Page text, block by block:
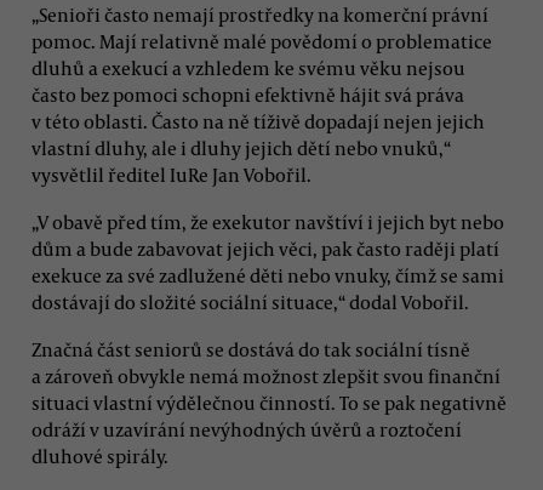
„Senioři často nemají prostředky na komerční právní
pomoc. Mají relativně malé povědomí o problematice
dluhů a exekucí a vzhledem ke svému věku nejsou
často bez pomoci schopni efektivně hájit svá práva
v této oblasti. Často na ně tíživě dopadají nejen jejich
vlastní dluhy, ale i dluhy jejich dětí nebo vnuků,“
vysvětlil ředitel IuRe Jan Vobořil.
„V obavě před tím, že exekutor navštíví i jejich byt nebo
dům a bude zabavovat jejich věci, pak často raději platí
exekuce za své zadlužené děti nebo vnuky, čímž se sami
dostávají do složité sociální situace,“ dodal Vobořil.
Značná část seniorů se dostává do tak sociální tísně
a zároveň obvykle nemá možnost zlepšit svou finanční
situaci vlastní výdělečnou činností. To se pak negativně
odráží v uzavírání nevýhodných úvěrů a roztočení
dluhové spirály.